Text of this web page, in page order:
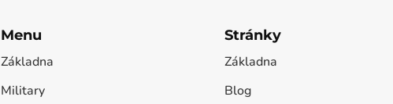
Menu
Základna
Military
Stránky
Základna
Blog